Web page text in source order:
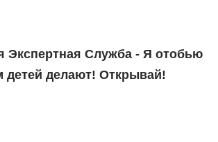
Экспертная Служба - Я отобью
детей делают! Открывай!